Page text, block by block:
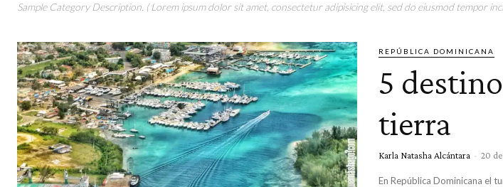
Sample Category Description. ( Lorem ipsum dolor sit amet, consectetur adipisicing elit, sed do eiusmod tempor
REPÚBLICA DOMINICANA
5
tierra
Karla Natasha Alcántara - 20
En República Dominicana el